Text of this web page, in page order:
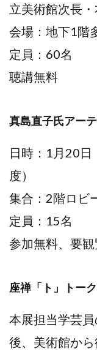
立美術館次長・
会場：地下1階
定員：60名
聴講無料
真島直子氏アー
日時：1月20
度）
集合：2階ロビ
定員：15名
参加無料、要
座禅「ト」トーク
本展担当学芸
後、美術館か